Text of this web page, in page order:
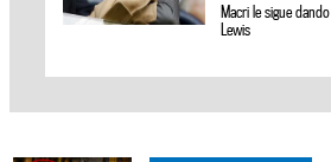
Macri le sigue
Lewis